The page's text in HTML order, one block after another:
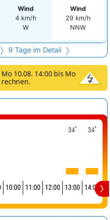
Wind
4 km/h
W
Wind
29 km/h
NNW
9 Tage im Detail
10.08. 14:00 bis Mo
rechnen.
34° 34°
10:00 11:00 12:00 13:00 14:00